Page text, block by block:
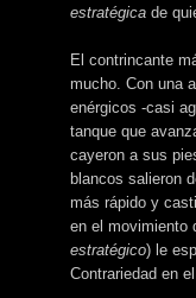
estratégica de
El contrincante
mucho. Con una
enérgicos -casi
tanque que
cayeron a sus
blancos salieron
más rápido y
en el movimiento
estratégico) le
Contrariedad en